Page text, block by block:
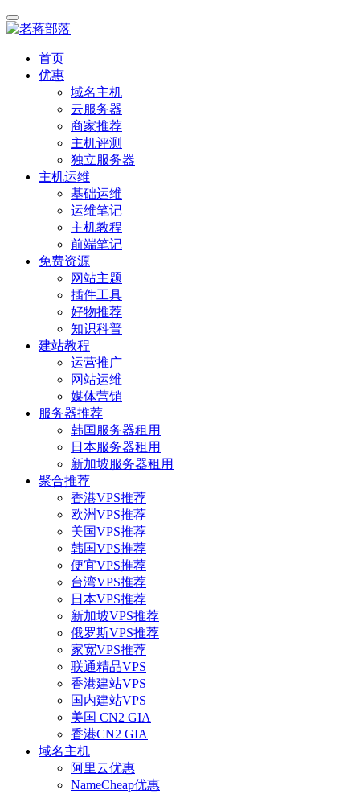
首页
优惠
域名主机
云服务器
商家推荐
主机评测
独立服务器
主机运维
基础运维
运维笔记
主机教程
前端笔记
免费资源
网站主题
插件工具
好物推荐
知识科普
建站教程
运营推广
网站运维
媒体营销
服务器推荐
韩国服务器租用
日本服务器租用
新加坡服务器租用
聚合推荐
香港VPS推荐
欧洲VPS推荐
美国VPS推荐
韩国VPS推荐
便宜VPS推荐
台湾VPS推荐
日本VPS推荐
新加坡VPS推荐
俄罗斯VPS推荐
家宽VPS推荐
联通精品VPS
香港建站VPS
国内建站VPS
美国 CN2 GIA
香港CN2 GIA
域名主机
阿里云优惠
NameCheap优惠